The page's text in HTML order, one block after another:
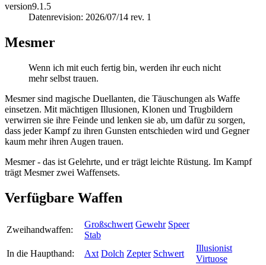
version9.1.5
Datenrevision: 2026/07/14 rev. 1
Mesmer
Wenn ich mit euch fertig bin, werden ihr euch nicht
mehr selbst trauen.
Mesmer sind magische Duellanten, die Täuschungen als Waffe
einsetzen. Mit mächtigen Illusionen, Klonen und Trugbildern
verwirren sie ihre Feinde und lenken sie ab, um dafür zu sorgen,
dass jeder Kampf zu ihren Gunsten entschieden wird und Gegner
kaum mehr ihren Augen trauen.
Mesmer - das ist Gelehrte, und er trägt leichte Rüstung. Im Kampf
trägt Mesmer zwei Waffensets.
Verfügbare Waffen
Zweihandwaffen:
Großschwert Gewehr Speer
Stab
In die Haupthand:
Axt Dolch Zepter Schwert
Illusionist
Virtuose